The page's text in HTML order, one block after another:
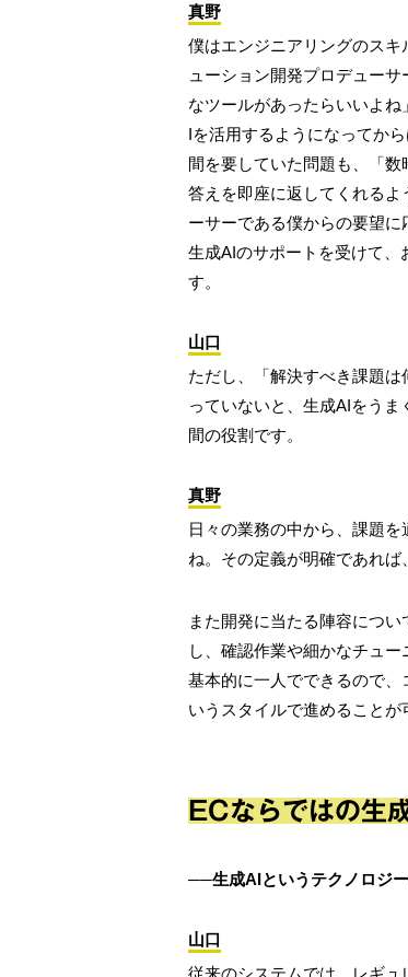
真野
僕はエンジニアリングのス
ューション開発プロデュー
なツールがあったらいいよ
Iを活用するようになってか
間を要していた問題も、「
答えを即座に返してくれるよ
ーサーである僕からの要望に
生成AIのサポートを受けて、
す。
山口
ただし、「解決すべき課題
っていないと、生成AIをう
間の役割です。
真野
日々の業務の中から、課題
ね。その定義が明確であれば
また開発に当たる陣容につ
し、確認作業や細かなチュ
基本的に一人でできるので
いうスタイルで進めることが
ECならではの生
──生成AIというテクノロジ
山口
従来のシステムでは、レギ